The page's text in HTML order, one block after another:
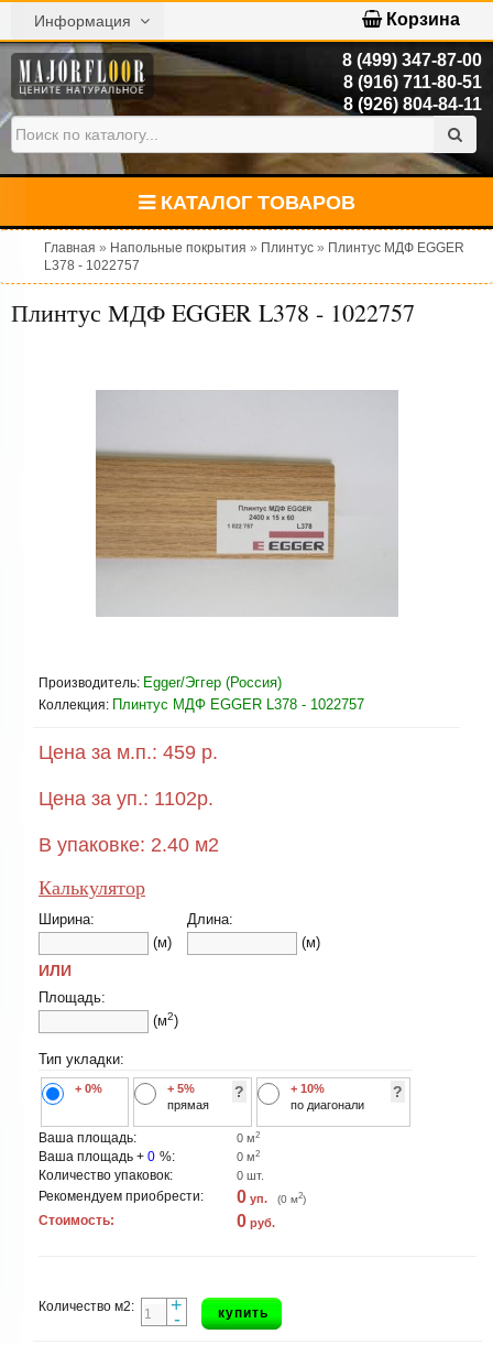
Информация Корзина
8 (499) 347-87-00
8 (916) 711-80-51
8 (926) 804-84-11
КАТАЛОГ ТОВАРОВ
Главная » Напольные покрытия » Плинтус » Плинтус МДФ EGGER
L378 - 1022757
Плинтус МДФ EGGER L378 - 1022757
Производитель: Egger/Эггер (Россия)
Коллекция: Плинтус МДФ EGGER L378 - 1022757
Цена за м.п.: 459 р.
Цена за уп.: 1102р.
В упаковке: 2.40 м2
Калькулятор
Ширина:
(м)
Длина:
(м)
ИЛИ
Площадь:
(м2)
Тип укладки:
+ 0%
+ 5%
прямая
?
+ 10%
по диагонали
?
Ваша площадь: 0 м2
Ваша площадь + 0 %: 0 м2
Количество упаковок: 0 шт.
Рекомендуем приобрести: 0 уп. (0 м2)
Стоимость: 0 руб.
Количество м2: +
- купить